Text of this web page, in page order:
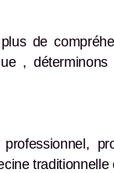
de
,
traditionnelle